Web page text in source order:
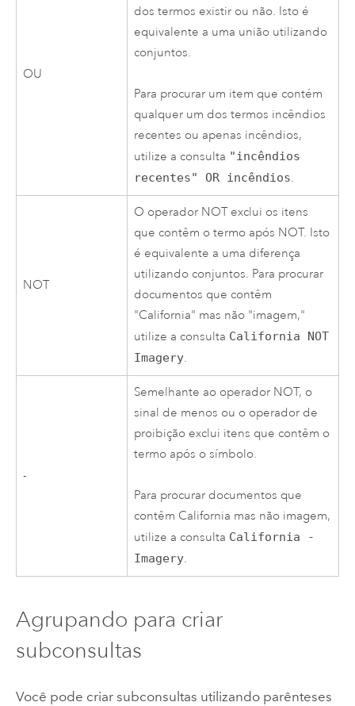
OU
dos termos existir ou não. Isto é
equivalente a uma união utilizando
conjuntos.
Para procurar um item que contém
qualquer um dos termos incêndios
recentes ou apenas incêndios,
utilize a consulta "incêndios
recentes" OR incêndios.
NOT
O operador NOT exclui os itens
que contêm o termo após NOT. Isto
é equivalente a uma diferença
utilizando conjuntos. Para procurar
documentos que contêm
"California" mas não "imagem,"
utilize a consulta California NOT
Imagery.
-
Semelhante ao operador NOT, o
sinal de menos ou o operador de
proibição exclui itens que contêm o
termo após o símbolo.
Para procurar documentos que
contêm California mas não imagem,
utilize a consulta California -
Imagery.
Agrupando para criar
subconsultas
Você pode criar subconsultas utilizando parênteses